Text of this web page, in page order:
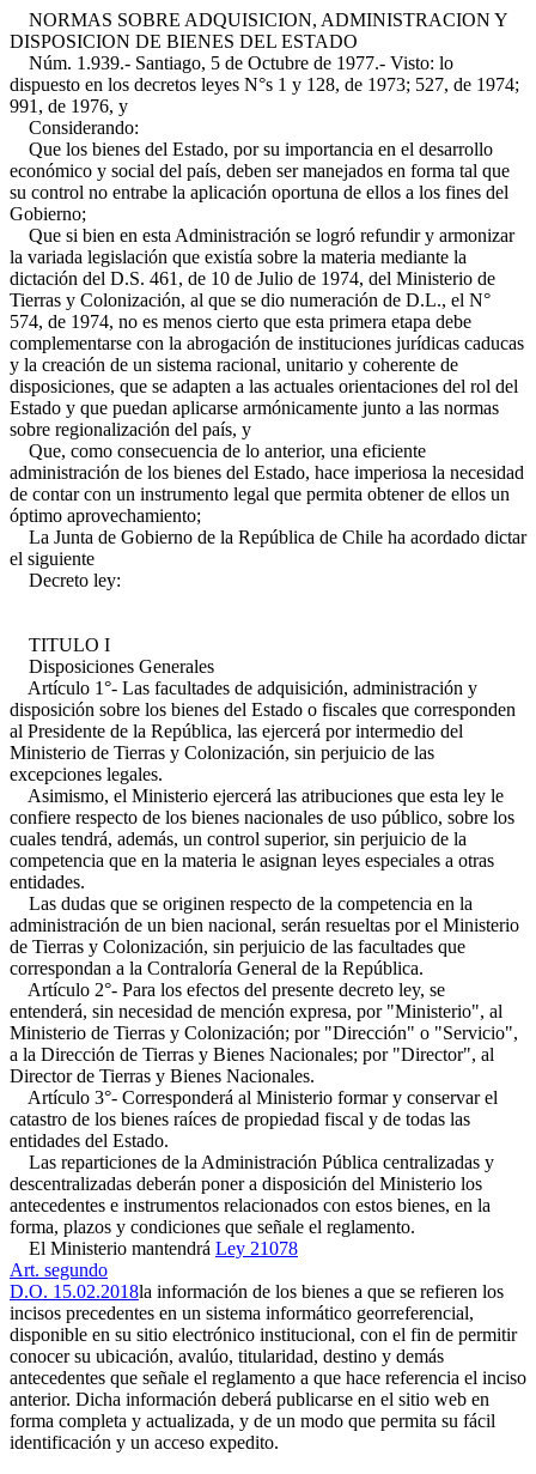
NORMAS SOBRE ADQUISICION, ADMINISTRACION Y
DISPOSICION DE BIENES DEL ESTADO
Núm. 1.939.- Santiago, 5 de Octubre de 1977.- Visto: lo
dispuesto en los decretos leyes N°s 1 y 128, de 1973; 527, de 1974;
991, de 1976, y
Considerando:
Que los bienes del Estado, por su importancia en el desarrollo
económico y social del país, deben ser manejados en forma tal que
su control no entrabe la aplicación oportuna de ellos a los fines del
Gobierno;
Que si bien en esta Administración se logró refundir y armonizar
la variada legislación que existía sobre la materia mediante la
dictación del D.S. 461, de 10 de Julio de 1974, del Ministerio de
Tierras y Colonización, al que se dio numeración de D.L., el N°
574, de 1974, no es menos cierto que esta primera etapa debe
complementarse con la abrogación de instituciones jurídicas caducas
y la creación de un sistema racional, unitario y coherente de
disposiciones, que se adapten a las actuales orientaciones del rol del
Estado y que puedan aplicarse armónicamente junto a las normas
sobre regionalización del país, y
Que, como consecuencia de lo anterior, una eficiente
administración de los bienes del Estado, hace imperiosa la necesidad
de contar con un instrumento legal que permita obtener de ellos un
óptimo aprovechamiento;
La Junta de Gobierno de la República de Chile ha acordado dictar
el siguiente
Decreto ley:
TITULO I
Disposiciones Generales
Artículo 1°- Las facultades de adquisición, administración y
disposición sobre los bienes del Estado o fiscales que corresponden
al Presidente de la República, las ejercerá por intermedio del
Ministerio de Tierras y Colonización, sin perjuicio de las
excepciones legales.
Asimismo, el Ministerio ejercerá las atribuciones que esta ley le
confiere respecto de los bienes nacionales de uso público, sobre los
cuales tendrá, además, un control superior, sin perjuicio de la
competencia que en la materia le asignan leyes especiales a otras
entidades.
Las dudas que se originen respecto de la competencia en la
administración de un bien nacional, serán resueltas por el Ministerio
de Tierras y Colonización, sin perjuicio de las facultades que
correspondan a la Contraloría General de la República.
Artículo 2°- Para los efectos del presente decreto ley, se
entenderá, sin necesidad de mención expresa, por "Ministerio", al
Ministerio de Tierras y Colonización; por "Dirección" o "Servicio",
a la Dirección de Tierras y Bienes Nacionales; por "Director", al
Director de Tierras y Bienes Nacionales.
Artículo 3°- Corresponderá al Ministerio formar y conservar el
catastro de los bienes raíces de propiedad fiscal y de todas las
entidades del Estado.
Las reparticiones de la Administración Pública centralizadas y
descentralizadas deberán poner a disposición del Ministerio los
antecedentes e instrumentos relacionados con estos bienes, en la
forma, plazos y condiciones que señale el reglamento.
El Ministerio mantendrá Ley 21078
Art. segundo
D.O. 15.02.2018la información de los bienes a que se refieren los
incisos precedentes en un sistema informático georreferencial,
disponible en su sitio electrónico institucional, con el fin de permitir
conocer su ubicación, avalúo, titularidad, destino y demás
antecedentes que señale el reglamento a que hace referencia el inciso
anterior. Dicha información deberá publicarse en el sitio web en
forma completa y actualizada, y de un modo que permita su fácil
identificación y un acceso expedito.